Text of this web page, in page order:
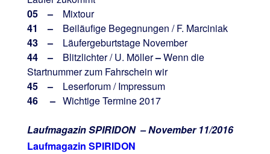
05 – Mixtour
41 – Beiläufige Begegnungen / F. Marciniak
43 – Läufergeburtstage November
44 – Blitzlichter / U. Möller–Wenn die
Startnummer zum Fahrschein wir
45 – Leserforum / Impressum
46 – Wichtige Termine 2017
Laufmagazin SPIRIDON – November 11/2016
Laufmagazin SPIRIDON